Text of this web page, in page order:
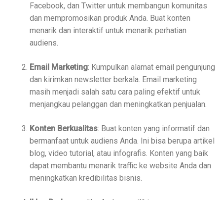
Facebook, dan Twitter untuk membangun komunitas
dan mempromosikan produk Anda. Buat konten
menarik dan interaktif untuk menarik perhatian
audiens.
Email Marketing: Kumpulkan alamat email pengunjung
dan kirimkan newsletter berkala. Email marketing
masih menjadi salah satu cara paling efektif untuk
menjangkau pelanggan dan meningkatkan penjualan.
Konten Berkualitas: Buat konten yang informatif dan
bermanfaat untuk audiens Anda. Ini bisa berupa artikel
blog, video tutorial, atau infografis. Konten yang baik
dapat membantu menarik traffic ke website Anda dan
meningkatkan kredibilitas bisnis.